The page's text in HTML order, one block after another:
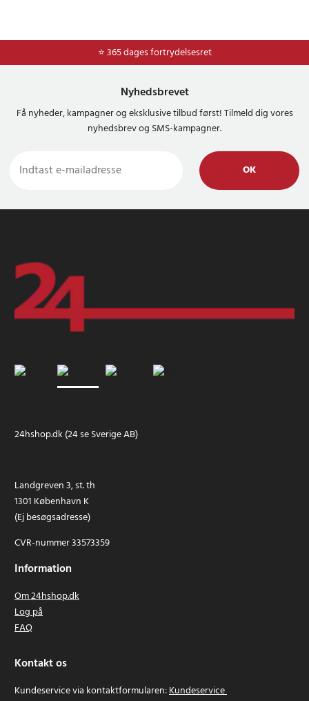
⭐ 365 dages fortrydelsesret
Nyhedsbrevet
Få nyheder, kampagner og eksklusive tilbud først! Tilmeld dig vores
nyhedsbrev og SMS-kampagner.
OK
24hshop.dk (24 se Sverige AB)
Landgreven 3, st. th
1301 København K
(Ej besøgsadresse)
CVR-nummer 33573359
Information
Om 24hshop.dk
Log på
FAQ
Kontakt os
Kundeservice via kontaktformularen:Kundeservice